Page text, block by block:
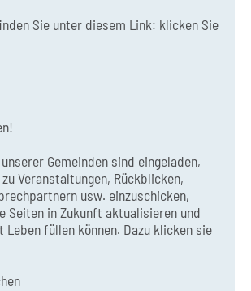
Sie unter diesem Link: klicken Sie
Gemeinden sind eingeladen,
Veranstaltungen, Rückblicken,
usw. einzuschicken,
Seiten in Zukunft aktualisieren und
füllen können. Dazu klicken sie